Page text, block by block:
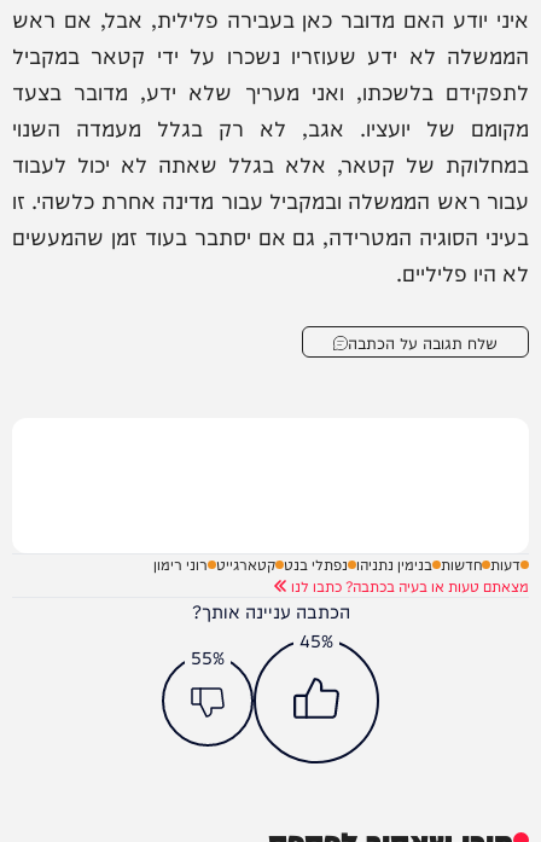
איני יודע האם מדובר כאן בעבירה פלילית, אבל, אם ראש
הממשלה לא ידע שעוזריו נשכרו על ידי קטאר במקביל
לתפקידם בלשכתו, ואני מעריך שלא ידע, מדובר בצעד
מקומם של יועציו. אגב, לא רק בגלל מעמדה השנוי
במחלוקת של קטאר, אלא בגלל שאתה לא יכול לעבוד
עבור ראש הממשלה ובמקביל עבור מדינה אחרת כלשהי. זו
בעיני הסוגיה המטרידה, גם אם יסתבר בעוד זמן שהמעשים
לא היו פליליים.
שלח תגובה על הכתבה
דעות חדשות בנימין נתניהו נפתלי בנט קטארגייט רוני רימון
מצאתם טעות או בעיה בכתבה? כתבו לנו
הכתבה עניינה אותך?
45%
55%